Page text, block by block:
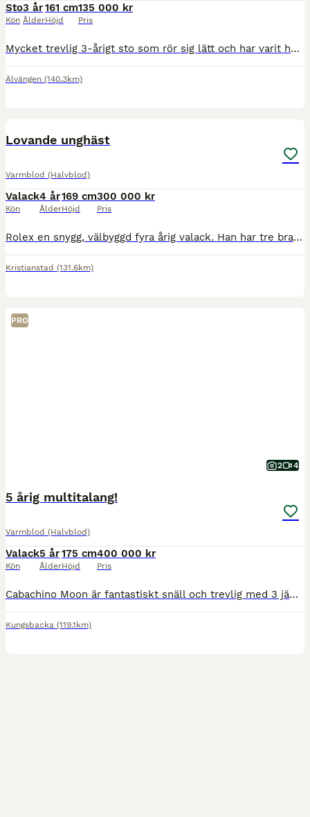
Sto
Kön
3 år
Ålder
161 cm
Höjd
135 000 kr
Pris
Mycket trevlig 3-årigt sto som rör sig lätt och har varit helt okomplicerad vid inridning. Riden i alla gångarter, har god energi och har varit mycket samarbetsvillig. Visad på Unghästtest i maj, 161
Älvängen (140.3km)
Lovande unghäst
Varmblod (Halvblod)
Valack
Kön
4 år
Ålder
169 cm
Höjd
300 000 kr
Pris
Rolex en snygg, välbyggd fyra årig valack. Han har tre bra, jämna och väldigt utvecklingsbara gångarter samt hög ridbarhet. I takt med hans utbildning så växer både gångarterna och han som individ. In
Kristianstad (131.6km)
PRO
2 4
5 årig multitalang!
Varmblod (Halvblod)
Valack
Kön
5 år
Ålder
175 cm
Höjd
400 000 kr
Pris
Cabachino Moon är fantastiskt snäll och trevlig med 3 jämna taktmässiga gångarter. Han är främst utbildad som hopphäst där han tävlat felfritt upp till 110. Visar mkt fin talang för dressyr och är lät
Kungsbacka (119.1km)